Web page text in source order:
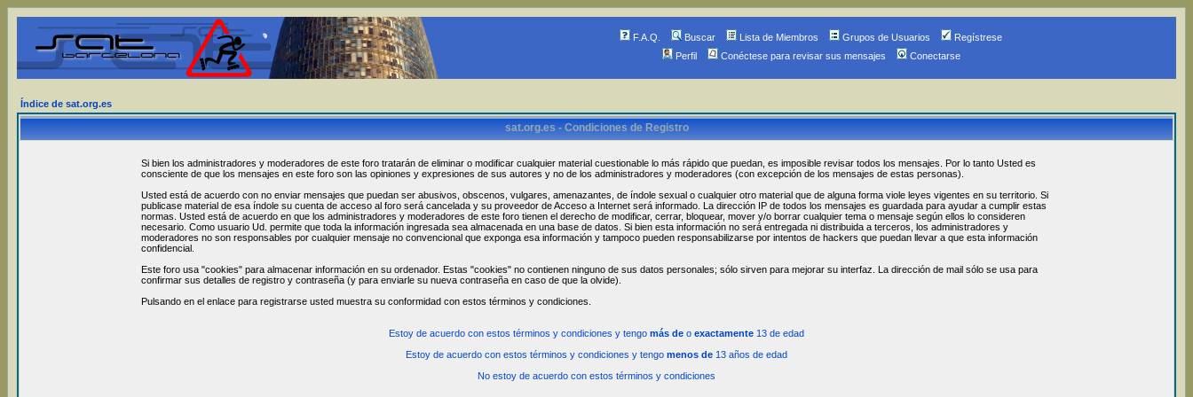
F.A.Q. Buscar Lista de Miembros Grupos de Usuarios
Regístrese
Perfil
Conéctese para revisar sus mensajes Conectarse
Índice de sat.org.es
sat.org.es - Condiciones de Registro
Si bien los administradores y moderadores de este foro tratarán de eliminar o modificar cualquier material cuestionable lo más rápido que puedan, es imposible revisar todos los mensajes. Por lo tanto Usted es
consciente de que los mensajes en este foro son las opiniones y expresiones de sus autores y no de los administradores y moderadores (con excepción de los mensajes de estas personas).
Usted está de acuerdo con no enviar mensajes que puedan ser abusivos, obscenos, vulgares, amenazantes, de índole sexual o cualquier otro material que de alguna forma viole leyes vigentes en su territorio. Si
publicase material de esa índole su cuenta de acceso al foro será cancelada y su proveedor de Acceso a Internet será informado. La dirección IP de todos los mensajes es guardada para ayudar a cumplir estas
normas. Usted está de acuerdo en que los administradores y moderadores de este foro tienen el derecho de modificar, cerrar, bloquear, mover y/o borrar cualquier tema o mensaje según ellos lo consideren
necesario. Como usuario Ud. permite que toda la información ingresada sea almacenada en una base de datos. Si bien esta información no será entregada ni distribuida a terceros, los administradores y
moderadores no son responsables por cualquier mensaje no convencional que exponga esa información y tampoco pueden responsabilizarse por intentos de hackers que puedan llevar a que esta información
confidencial.
Este foro usa "cookies" para almacenar información en su ordenador. Estas "cookies" no contienen ninguno de sus datos personales; sólo sirven para mejorar su interfaz. La dirección de mail sólo se usa para
confirmar sus detalles de registro y contraseña (y para enviarle su nueva contraseña en caso de que la olvide).
Pulsando en el enlace para registrarse usted muestra su conformidad con estos términos y condiciones.
Estoy de acuerdo con estos términos y condiciones y tengo más de o exactamente 13 de edad
Estoy de acuerdo con estos términos y condiciones y tengo menos de 13 años de edad
No estoy de acuerdo con estos términos y condiciones